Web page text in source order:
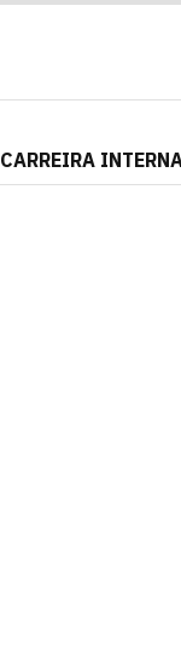
CARREIRA